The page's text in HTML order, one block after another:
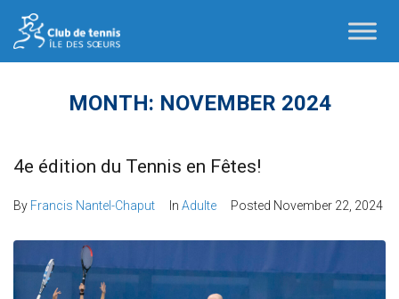
MONTH: NOVEMBER 2024
4e édition du Tennis en Fêtes!
By Francis Nantel-Chaput In Adulte Posted November 22, 2024